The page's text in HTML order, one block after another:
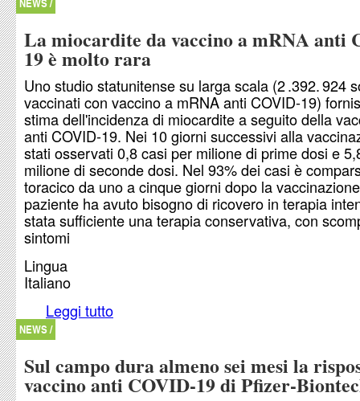
NEWS /
La miocardite da vaccino a mRNA anti
19 è molto rara
Uno studio statunitense su larga scala (2 .392. 924
vaccinati con vaccino a mRNA anti COVID-19)
stima dell'incidenza di miocardite a seguito della
anti COVID-19. Nei 10 giorni successivi alla
stati osservati 0,8 casi per milione di prime dosi e
milione di seconde dosi. Nel 93% dei casi è
toracico da uno a cinque giorni dopo la
paziente ha avuto bisogno di ricovero in terapia
stata sufficiente una terapia conservativa, con
sintomi
Lingua
Italiano
Leggi tutto
NEWS /
Sul campo dura almeno sei mesi la
vaccino anti COVID-19 di Pfizer-